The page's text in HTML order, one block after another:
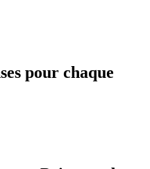
pour chaque